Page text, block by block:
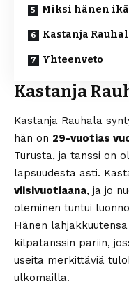
Miksi hänen
Kastanja
Yhteenveto
Kastanja
Kastanja Rauhala
hän on 29-vuotias
Turusta, ja tanssi on
lapsuudesta asti.
viisivuotiaana, ja jo
oleminen tuntui
Hänen
kilpatanssin pariin,
useita merkittäviä
ulkomailla.